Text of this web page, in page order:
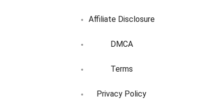
Affiliate Disclosure
DMCA
Terms
Privacy Policy